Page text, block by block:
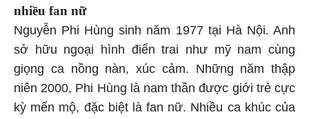
nhiều fan nữ
Nguyễn Phi Hùng sinh năm 1977 tại Hà Nội. Anh
sở hữu ngoại hình điển trai như mỹ nam cùng
giọng ca nồng nàn, xúc cảm. Những năm thập
niên 2000, Phi Hùng là nam thần được giới trẻ cực
kỳ mến mộ, đặc biệt là fan nữ. Nhiều ca khúc của